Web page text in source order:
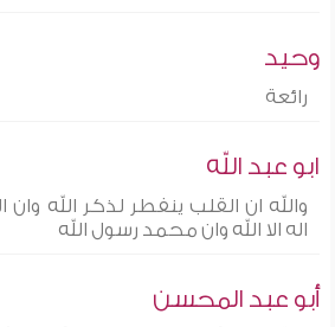
وحيد
رائعة
ابو عبد الله
والله ان القلب ينفطر لذكر الله
اله الا الله وان محمد رسول الله
أبو عبد المحسن